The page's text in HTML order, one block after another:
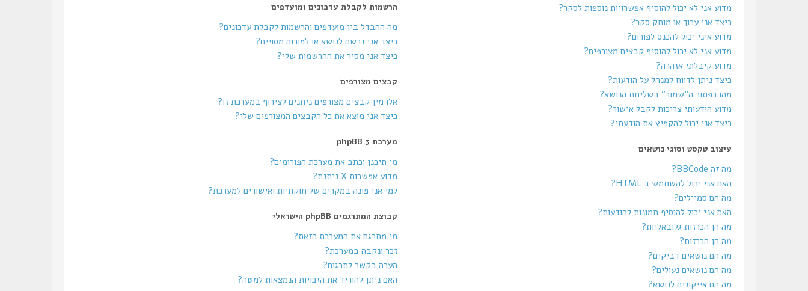
מדוע אני לא יכול להוסיף אפשרויות נוספות לסקר?
כיצד אני ערוך או מוחק סקר?
מדוע איני יכול להכנס לפורום?
מדוע אני לא יכול להוסיף קבצים מצורפים?
מדוע קיבלתי אזהרה?
כיצד ניתן לדווח למנהל על הודעות?
מהו כפתור ה“שמור” בשליחת הנושא?
מדוע הודעותי צריכות לקבל אישור?
כיצד אני יכול להקפיץ את הודעתי?
עיצוב טקסט וסוגי נושאים
מה זה BBCode?
האם אני יכול להשתמש ב HTML?
מה הם סמיילים?
האם אני יכול להוסיף תמונות להודעות?
מה הן הכרזות גלובאליות?
מה הן הכרזות?
מה הם נושאים דביקים?
מה הם נושאים נעולים?
מה הם אייקונים לנושא?
הרשמות לקבלת עדכונים ומועדפים
מה ההבדל בין מועדפים והרשמות לקבלת עדכונים?
כיצד אני נרשם לנושא או לפורום מסויים?
כיצד אני מסיר את ההרשמות שלי?
קבצים מצורפים
אלו מין קבצים מצורפים ניתנים לצירוף במערכת זו?
כיצד אני מוצא את כל הקבצים המצורפים שלי?
מערכת phpBB 3
מי תיכנן וכתב את מערכת הפורומים?
מדוע אפשרות X ניתנת?
למי אני פונה במקרים של חוקתיות ואישורים למערכת?
קבוצת המתרגמים phpBB הישראלי
מי מתרגם את המערכת הזאת?
זכר ונקבה במערכת?
הערה בקשר לתרגום?
האם ניתן להוריד את הזכויות הנמצאות למטה?